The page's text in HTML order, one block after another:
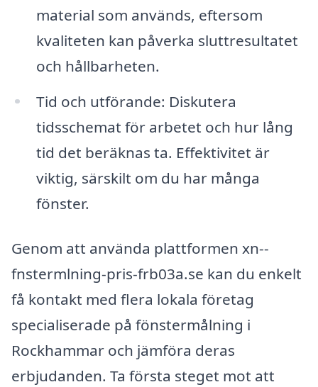
material som används, eftersom
kvaliteten kan påverka sluttresultatet
och hållbarheten.
Tid och utförande: Diskutera
tidsschemat för arbetet och hur lång
tid det beräknas ta. Effektivitet är
viktig, särskilt om du har många
fönster.
Genom att använda plattformen xn--
fnstermlning-pris-frb03a.se kan du enkelt
få kontakt med flera lokala företag
specialiserade på fönstermålning i
Rockhammar och jämföra deras
erbjudanden. Ta första steget mot att